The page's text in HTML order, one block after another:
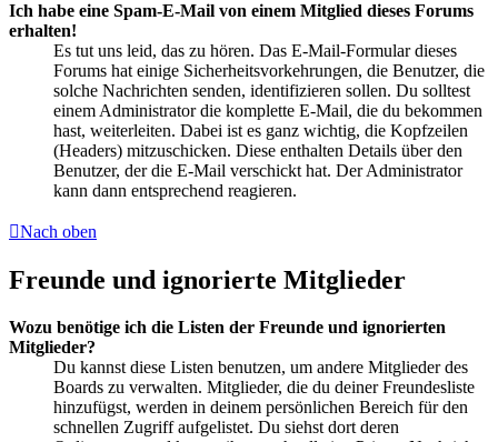
Ich habe eine Spam-E-Mail von einem Mitglied dieses Forums
erhalten!
Es tut uns leid, das zu hören. Das E-Mail-Formular dieses
Forums hat einige Sicherheitsvorkehrungen, die Benutzer, die
solche Nachrichten senden, identifizieren sollen. Du solltest
einem Administrator die komplette E-Mail, die du bekommen
hast, weiterleiten. Dabei ist es ganz wichtig, die Kopfzeilen
(Headers) mitzuschicken. Diese enthalten Details über den
Benutzer, der die E-Mail verschickt hat. Der Administrator
kann dann entsprechend reagieren.
Nach oben
Freunde und ignorierte Mitglieder
Wozu benötige ich die Listen der Freunde und ignorierten
Mitglieder?
Du kannst diese Listen benutzen, um andere Mitglieder des
Boards zu verwalten. Mitglieder, die du deiner Freundesliste
hinzufügst, werden in deinem persönlichen Bereich für den
schnellen Zugriff aufgelistet. Du siehst dort deren